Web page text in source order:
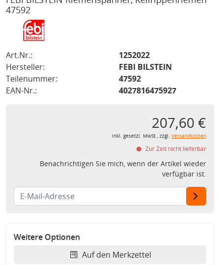
47592
Art.Nr.:
1252022
Hersteller:
FEBI BILSTEIN
Teilenummer:
47592
EAN-Nr.:
4027816475927
207,60 €
inkl. gesetzl. MwSt., zzgl. Versandkosten
Zur Zeit nicht lieferbar
Benachrichtigen Sie mich, wenn der Artikel wieder
verfügbar ist.
Weitere Optionen
Auf den Merkzettel